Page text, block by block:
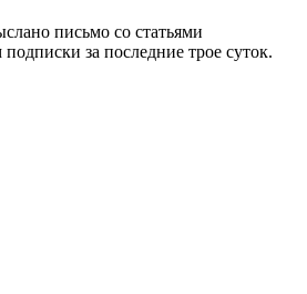
письмо со статьями
за последние трое суток.